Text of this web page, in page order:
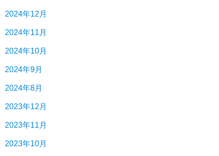
2024年12月
2024年11月
2024年10月
2024年9月
2024年8月
2023年12月
2023年11月
2023年10月